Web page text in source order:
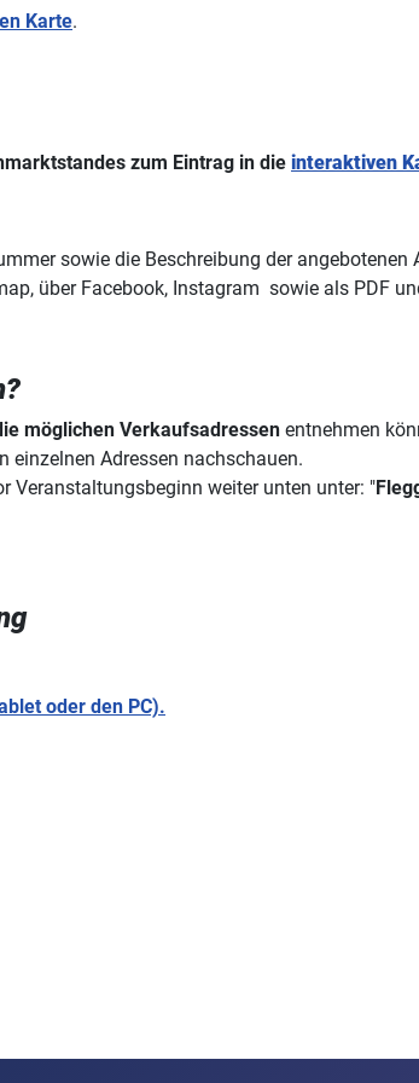
Karte.
zum Eintrag in die interaktiven
sowie die Beschreibung der
über Facebook, Instagram sowie als PDF
möglichen Verkaufsadressen entnehmen
einzelnen Adressen nachschauen.
Veranstaltungsbeginn weiter unten unter: "
oder den PC).